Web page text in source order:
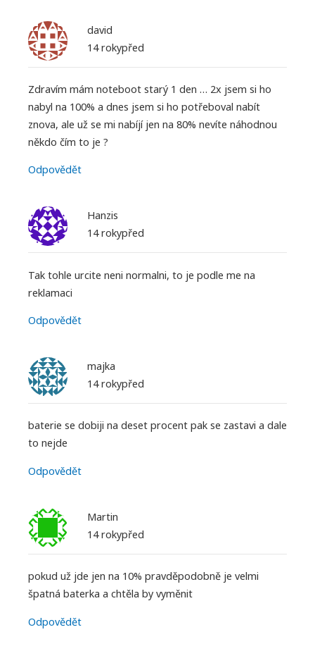
david
14 rokypřed
Zdravím mám noteboot starý 1 den … 2x jsem si ho
nabyl na 100% a dnes jsem si ho potřeboval nabít
znova, ale už se mi nabíjí jen na 80% nevíte náhodnou
někdo čím to je ?
Odpovědět
Hanzis
14 rokypřed
Tak tohle urcite neni normalni, to je podle me na
reklamaci
Odpovědět
majka
14 rokypřed
baterie se dobiji na deset procent pak se zastavi a dale
to nejde
Odpovědět
Martin
14 rokypřed
pokud už jde jen na 10% pravděpodobně je velmi
špatná baterka a chtěla by vyměnit
Odpovědět